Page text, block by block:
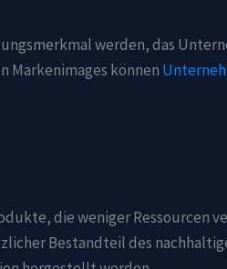
werden, das
Markenimages können
die weniger Ressourcen
Bestandteil des